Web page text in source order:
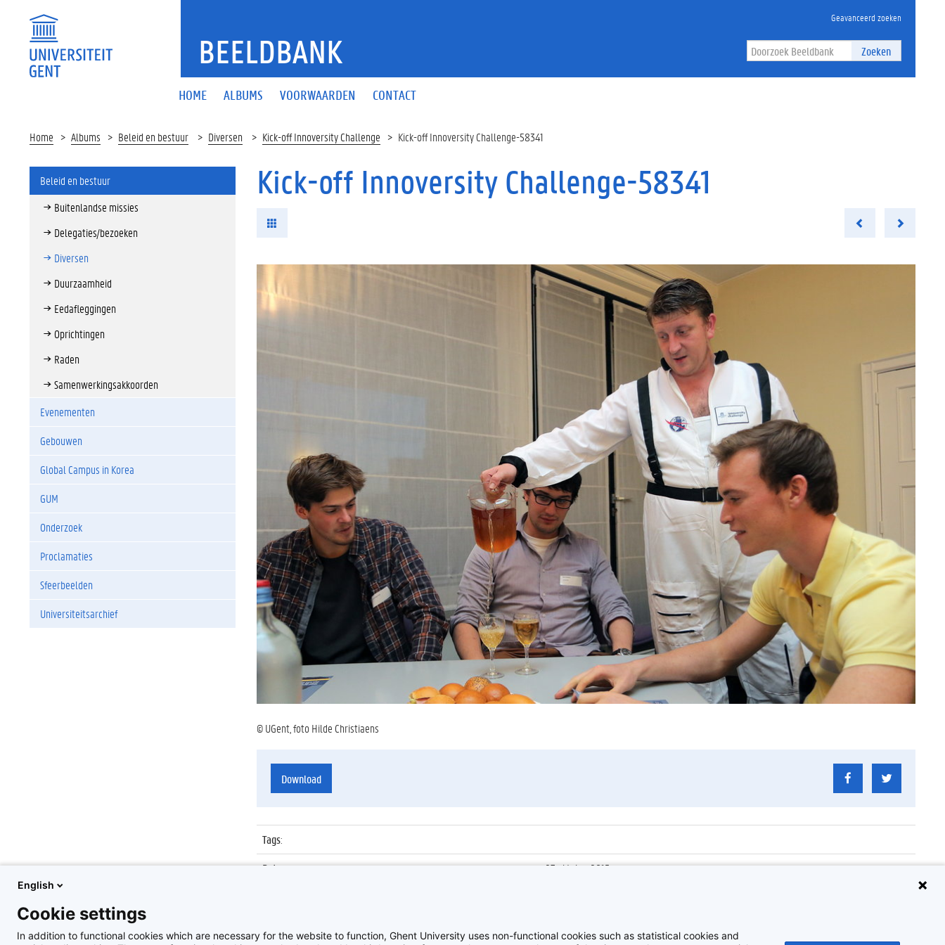
BEELDBANK
Geavanceerd zoeken
Zoeken
HOME ALBUMS VOORWAARDEN CONTACT
Home Albums Beleid en bestuur Diversen Kick-off Innoversity Challenge Kick-off Innoversity Challenge-58341
Beleid en bestuur
Buitenlandse missies
Delegaties/bezoeken
Diversen
Duurzaamheid
Eedafleggingen
Oprichtingen
Raden
Samenwerkingsakkoorden
Evenementen
Gebouwen
Global Campus in Korea
GUM
Onderzoek
Proclamaties
Sfeerbeelden
Universiteitsarchief
Kick-off Innoversity Challenge-58341
© UGent, foto Hilde Christiaens
Download
Tags:
Datum:
27 oktober 2015
English
Cookie settings
In addition to functional cookies which are necessary for the website to function, Ghent University uses non-functional cookies such as statistical cookies and